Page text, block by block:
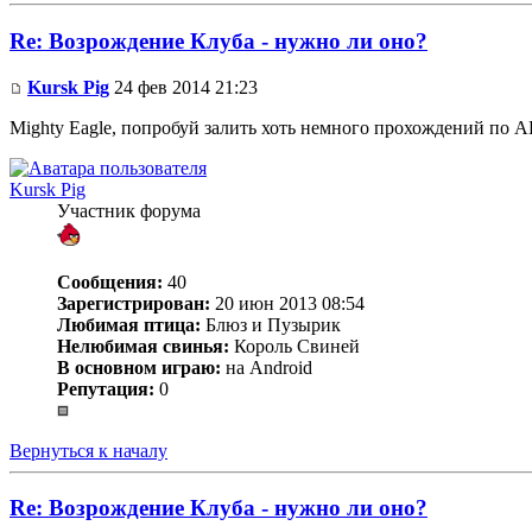
Re: Возрождение Клуба - нужно ли оно?
Kursk Pig 24 фев 2014 21:23
Mighty Eagle, попробуй залить хоть немного прохождений по
Kursk Pig
Участник форума
Сообщения: 40
Зарегистрирован: 20 июн 2013 08:54
Любимая птица: Блюз и Пузырик
Нелюбимая свинья: Король Свиней
В основном играю: на Android
Репутация: 0
Вернуться к началу
Re: Возрождение Клуба - нужно ли оно?